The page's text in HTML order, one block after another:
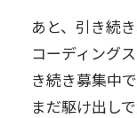
あと、引き続
コーディング
き続き募集中で
まだ駆け出し